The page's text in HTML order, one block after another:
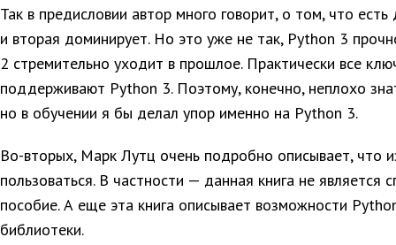
Так в предисловии автор много говорит, о том, что
и вторая доминирует. Но это уже не так, Python 3
2 стремительно уходит в прошлое. Практически все
поддерживают Python 3. Поэтому, конечно, неплохо
но в обучении я бы делал упор именно на Python 3.
Во-вторых, Марк Лутц очень подробно описывает, что
пользоваться. В частности — данная книга не является
пособие. А еще эта книга описывает возможности
библиотеки.